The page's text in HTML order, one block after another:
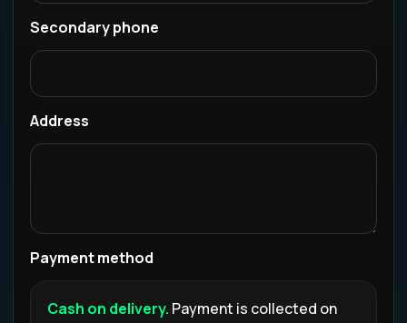
Secondary phone
Address
Payment method
Cash on delivery. Payment is collected on